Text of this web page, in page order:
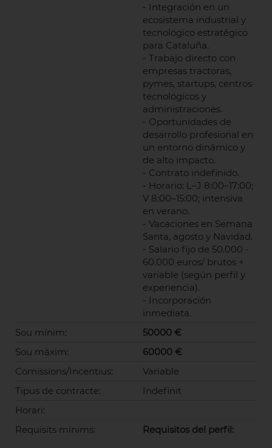
- Integración en un
ecosistema industrial y
tecnológico estratégico
para Cataluña.
- Trabajo directo con
empresas tractoras,
pymes, startups, centros
tecnológicos y
administraciones.
- Oportunidades de
desarrollo profesional en
un entorno dinámico y
de alto impacto.
- Contrato indefinido.
- Horario: L–J 8:00–17:00;
V 8:00–15:00; intensiva
en verano.
- Vacaciones en Semana
Santa, agosto y Navidad.
- Salario fijo de 50.000 -
60.000 euros/ brutos +
variable (según perfil y
experiencia).
- Incorporación
inmediata.
Sou mínim:
50000 €
Sou màxim:
60000 €
Comissions/Incentius:
Variable
Tipus de contracte:
Indefinit
Horari:
Requisits mínims:
Requisitos del perfil: